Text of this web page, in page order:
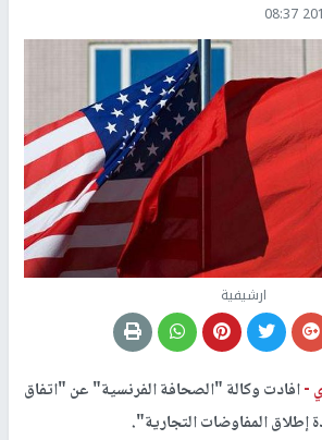
ارشيفية
-افادت وكالة "​الصحافة​ الفرنسية" عن "اتفاق
إطلاق المفاوضات التجارية".